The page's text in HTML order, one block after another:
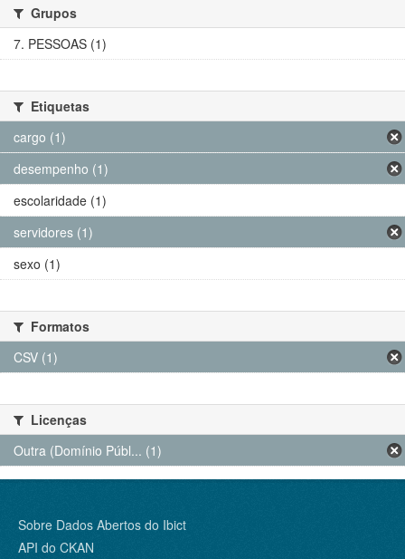
Grupos
7. PESSOAS (1)
Etiquetas
cargo (1)
desempenho (1)
escolaridade (1)
servidores (1)
sexo (1)
Formatos
CSV (1)
Licenças
Outra (Domínio Públ... (1)
Sobre Dados Abertos do Ibict
API do CKAN